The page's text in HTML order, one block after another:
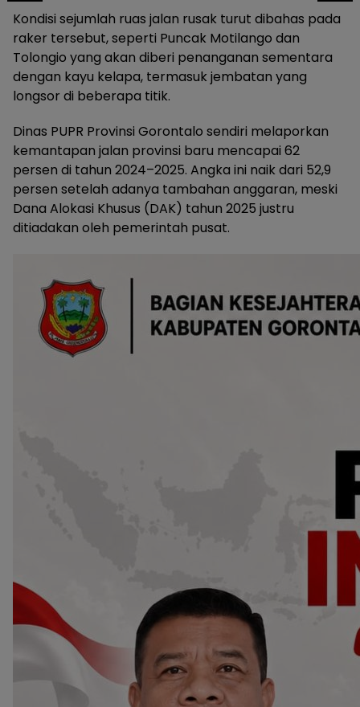
Kondisi sejumlah ruas jalan rusak turut dibahas pada
raker tersebut, seperti Puncak Motilango dan
Tolongio yang akan diberi penanganan sementara
dengan kayu kelapa, termasuk jembatan yang
longsor di beberapa titik.
Dinas PUPR Provinsi Gorontalo sendiri melaporkan
kemantapan jalan provinsi baru mencapai 62
persen di tahun 2024–2025. Angka ini naik dari 52,9
persen setelah adanya tambahan anggaran, meski
Dana Alokasi Khusus (DAK) tahun 2025 justru
ditiadakan oleh pemerintah pusat.